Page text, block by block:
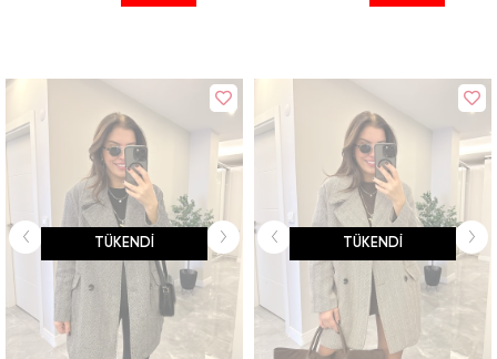
TÜKENDI TÜKENDI